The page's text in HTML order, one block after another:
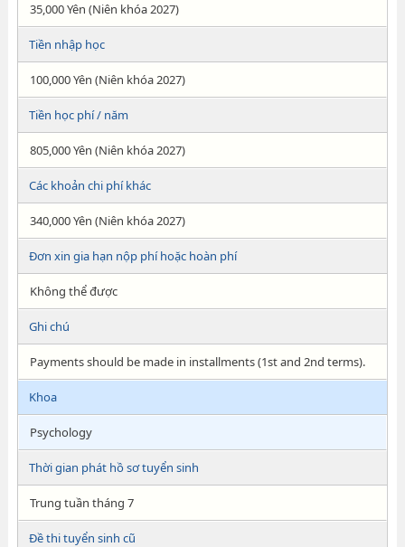
35,000 Yên (Niên khóa 2027)
Tiền nhập học
100,000 Yên (Niên khóa 2027)
Tiền học phí / năm
805,000 Yên (Niên khóa 2027)
Các khoản chi phí khác
340,000 Yên (Niên khóa 2027)
Đơn xin gia hạn nộp phí hoặc hoàn phí
Không thể được
Ghi chú
Payments should be made in installments (1st and 2nd terms).
Khoa
Psychology
Thời gian phát hồ sơ tuyển sinh
Trung tuần tháng 7
Đề thi tuyển sinh cũ